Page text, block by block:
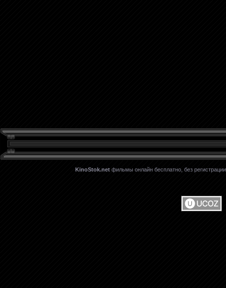
KinoStok.net фильмы онлайн бесплатно, без